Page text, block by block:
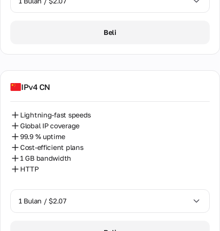
Beli
IPv4 CN
Lightning-fast speeds
Global IP coverage
99.9 % uptime
Cost-efficient plans
1 GB bandwidth
HTTP
1 Bulan / $2.07